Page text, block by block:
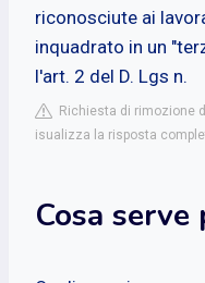
riconosciute ai
inquadrato in un
l'art. 2 del D. Lgs n.
Richiesta di rimozione
isualizza la risposta
Cosa